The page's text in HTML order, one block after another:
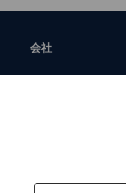
会社
お問い合わせ先